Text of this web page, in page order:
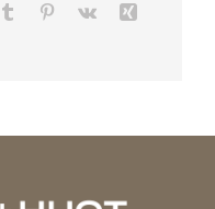
Tumblr Pinterest
Vk